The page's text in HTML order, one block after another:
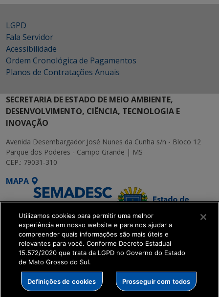
LGPD
Fala Servidor
Acessibilidade
Ordem Cronológica de Pagamentos
Planos de Contratações Anuais
SECRETARIA DE ESTADO DE MEIO AMBIENTE,
DESENVOLVIMENTO, CIÊNCIA, TECNOLOGIA E
INOVAÇÃO
Avenida Desembargador José Nunes da Cunha s/n - Bloco 12
Parque dos Poderes - Campo Grande | MS
CEP.: 79031-310
MAPA
SETDIG | Secretaria-
Executiva de
Transformação Digital
Utilizamos cookies para permitir uma melhor
experiência em nosso website e para nos ajudar a
compreender quais informações são mais úteis e
relevantes para você. Conforme Decreto Estadual
15.572/2020 que trata da LGPD no Governo do Estado
de Mato Grosso do Sul.
Definições de cookies Prosseguir com todos